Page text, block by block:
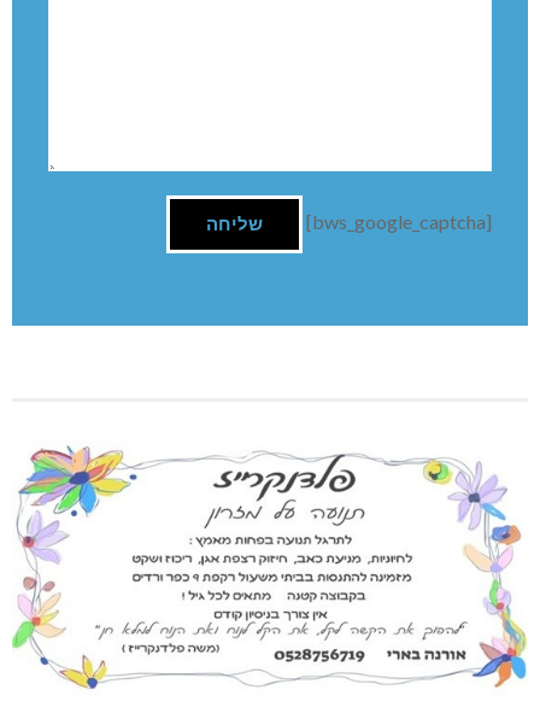
[bws_google_captcha]